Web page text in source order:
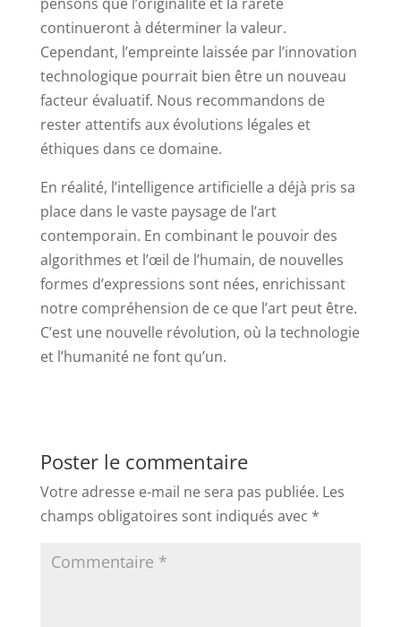
continueront à déterminer la valeur.
Cependant, l’empreinte laissée par l’innovation
technologique pourrait bien être un nouveau
facteur évaluatif. Nous recommandons de
rester attentifs aux évolutions légales et
éthiques dans ce domaine.
En réalité, l’intelligence artificielle a déjà pris sa
place dans le vaste paysage de l’art
contemporain. En combinant le pouvoir des
algorithmes et l’œil de l’humain, de nouvelles
formes d’expressions sont nées, enrichissant
notre compréhension de ce que l’art peut être.
C’est une nouvelle révolution, où la technologie
et l’humanité ne font qu’un.
Poster le commentaire
Votre adresse e-mail ne sera pas publiée. Les
champs obligatoires sont indiqués avec *